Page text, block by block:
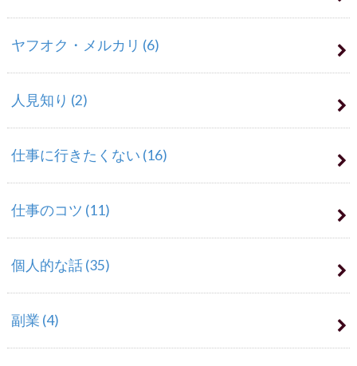
ヤフオク・メルカリ (6)
人見知り (2)
仕事に行きたくない (16)
仕事のコツ (11)
個人的な話(35)
副業 (4)